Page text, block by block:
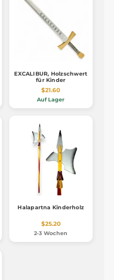
EXCALIBUR, Holzschwert
für Kinder
$21.60
Auf Lager
Halapartna Kinderholz
$25.20
2-3 Wochen